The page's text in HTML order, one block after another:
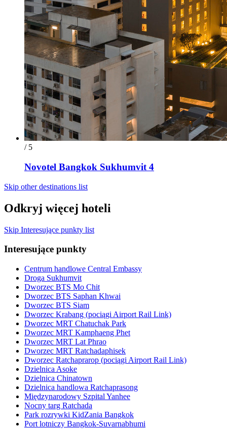
/ 5
Novotel Bangkok Sukhumvit 4
Skip other destinations list
Odkryj więcej hoteli
Skip Interesujące punkty list
Interesujące punkty
Centrum handlowe Central Embassy
Droga Sukhumvit
Dworzec BTS Mo Chit
Dworzec BTS Saphan Khwai
Dworzec BTS Siam
Dworzec Krabang (pociągi Airport Rail Link)
Dworzec MRT Chatuchak Park
Dworzec MRT Kamphaeng Phet
Dworzec MRT Lat Phrao
Dworzec MRT Ratchadaphisek
Dworzec Ratchaprarop (pociągi Airport Rail Link)
Dzielnica Asoke
Dzielnica Chinatown
Dzielnica handlowa Ratchaprasong
Międzynarodowy Szpital Yanhee
Nocny targ Ratchada
Park rozrywki KidZania Bangkok
Port lotniczy Bangkok-Suvarnabhumi